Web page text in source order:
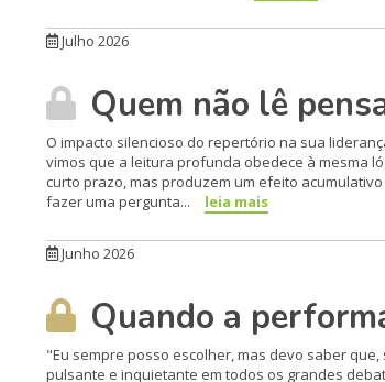
Julho 2026
Quem não lê
O impacto silencioso do repertório na sua
vimos que a leitura profunda obedece à mesma
curto prazo, mas produzem um efeito
fazer uma pergunta...
leia mais
Junho 2026
Quando a
"Eu sempre posso escolher, mas devo saber
pulsante e inquietante em todos os grandes